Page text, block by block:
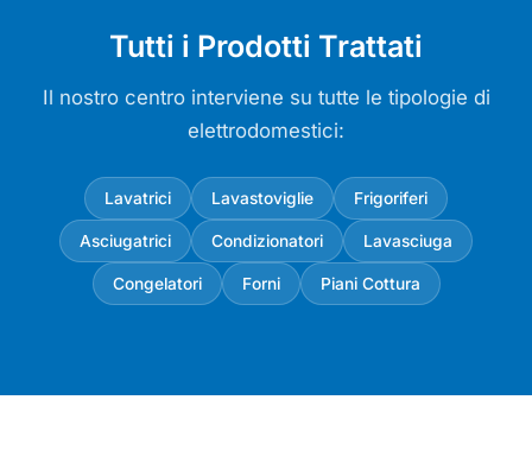
Tutti i Prodotti Trattati
Il nostro centro interviene su tutte le tipologie di
elettrodomestici:
Lavatrici Lavastoviglie Frigoriferi
Asciugatrici Condizionatori Lavasciuga
Congelatori Forni Piani Cottura